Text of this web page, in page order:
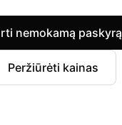
nemokamą paskyrą
Peržiūrėti kainas